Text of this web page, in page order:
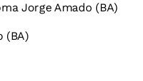
Jorge Amado (BA)
(BA)